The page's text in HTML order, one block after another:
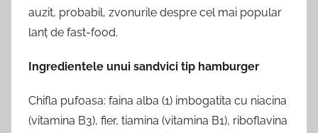
auzit, probabil, zvonurile despre cel mai popular
lanț de fast-food.
Ingredientele unui sandvici tip hamburger
Chifla pufoasa: faina alba (1) imbogatita cu niacina
(vitamina B3), fier, tiamina (vitamina B1), riboflavina